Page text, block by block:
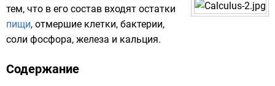
тем, что в его состав входят остатки
пищи, отмершие клетки, бактерии,
соли фосфора, железа и кальция.
Содержание